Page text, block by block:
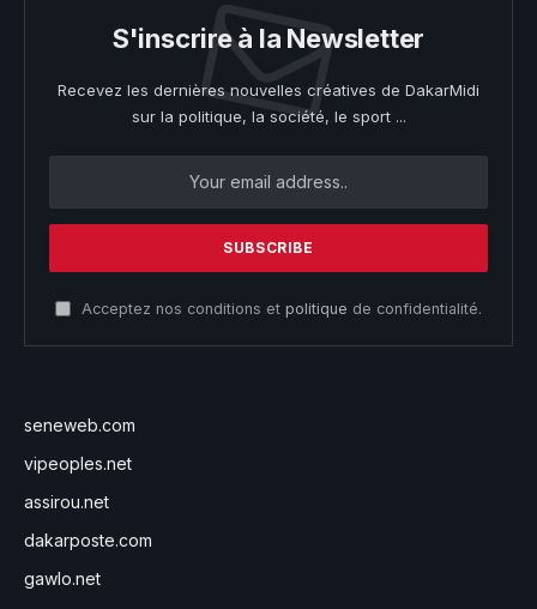
S'inscrire à la Newsletter
Recevez les dernières nouvelles créatives de DakarMidi
sur la politique, la société, le sport ...
Acceptez nos conditions et politique de confidentialité.
seneweb.com
vipeoples.net
assirou.net
dakarposte.com
gawlo.net